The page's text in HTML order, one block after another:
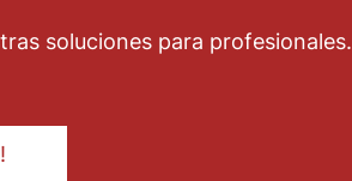
soluciones para profesionales.